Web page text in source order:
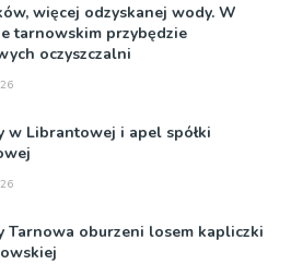
więcej odzyskanej wody. W
tarnowskim przybędzie
oczyszczalni
w Librantowej i apel spółki
Tarnowa oburzeni losem kapliczki